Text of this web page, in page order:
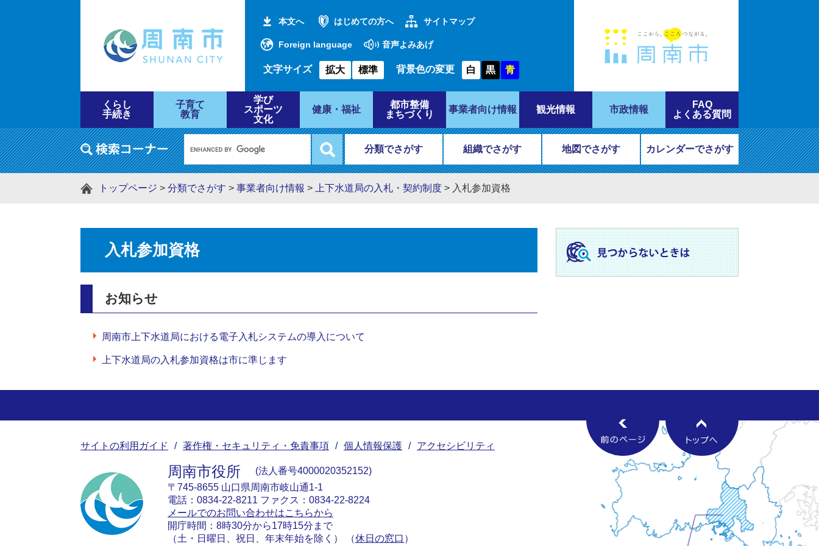
本文へ はじめての方へ サイトマップ
Foreign language 音声よみあげ
文字サイズ 拡大 標準 背景色の変更 白 黒 青
くらし
手続き
子育て
教育
学び
スポーツ
文化
健康・福祉
都市整備
まちづくり
事業者向け情報 観光情報 市政情報
FAQ
よくある質問
分類でさがす 組織でさがす 地図でさがす カレンダーでさがす
トップページ > 分類でさがす > 事業者向け情報 > 上下水道局の入札・契約制度 > 入札参加資格
入札参加資格
お知らせ
周南市上下水道局における電子入札システムの導入について
上下水道局の入札参加資格は市に準じます
サイトの利用ガイド 著作権・セキュリティ・免責事項 個人情報保護 アクセシビリティ
周南市役所
法人番号4000020352152
〒745-8655 山口県周南市岐山通1-1
電話：0834-22-8211 ファクス：0834-22-8224
メールでのお問い合わせはこちらから
開庁時間：8時30分から17時15分まで
（土・日曜日、祝日、年末年始を除く） （休日の窓口 ）